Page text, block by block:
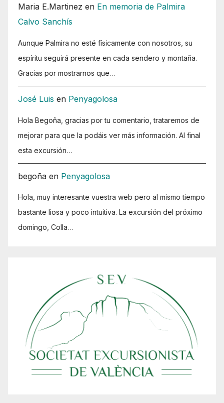
Maria E.Martinez en En memoria de Palmira
Calvo Sanchís
Aunque Palmira no esté físicamente con nosotros, su
espíritu seguirá presente en cada sendero y montaña.
Gracias por mostrarnos que…
José Luis en Penyagolosa
Hola Begoña, gracias por tu comentario, trataremos de
mejorar para que la podáis ver más información. Al final
esta excursión…
begoña en Penyagolosa
Hola, muy interesante vuestra web pero al mismo tiempo
bastante liosa y poco intuitiva. La excursión del próximo
domingo, Colla…